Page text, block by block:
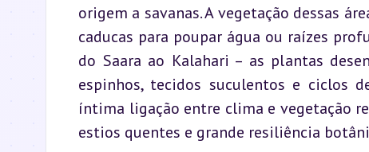
origem a savanas. A vegetação dessas
caducas para poupar água ou raízes
do Saara ao Kalahari – as plantas
espinhos, tecidos suculentos e ciclos
íntima ligação entre clima e vegetação
estios quentes e grande resiliência